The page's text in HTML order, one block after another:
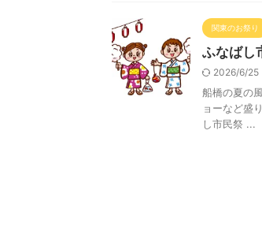
関東のお祭り
ふなばし
2026/6/25
船橋の夏の
ョーなど盛
し市民祭 ...